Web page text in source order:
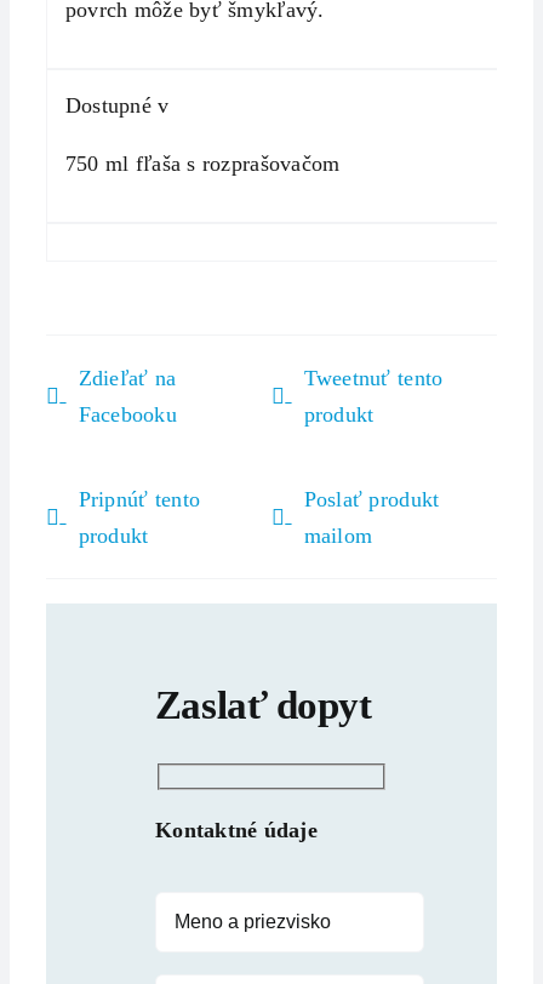
povrch môže byť šmykľavý.
Dostupné v
750 ml fľaša s rozprašovačom
Zdieľať na
Facebooku
Tweetnuť tento
produkt
Pripnúť tento
produkt
Poslať produkt
mailom
Zaslať dopyt
Kontaktné údaje